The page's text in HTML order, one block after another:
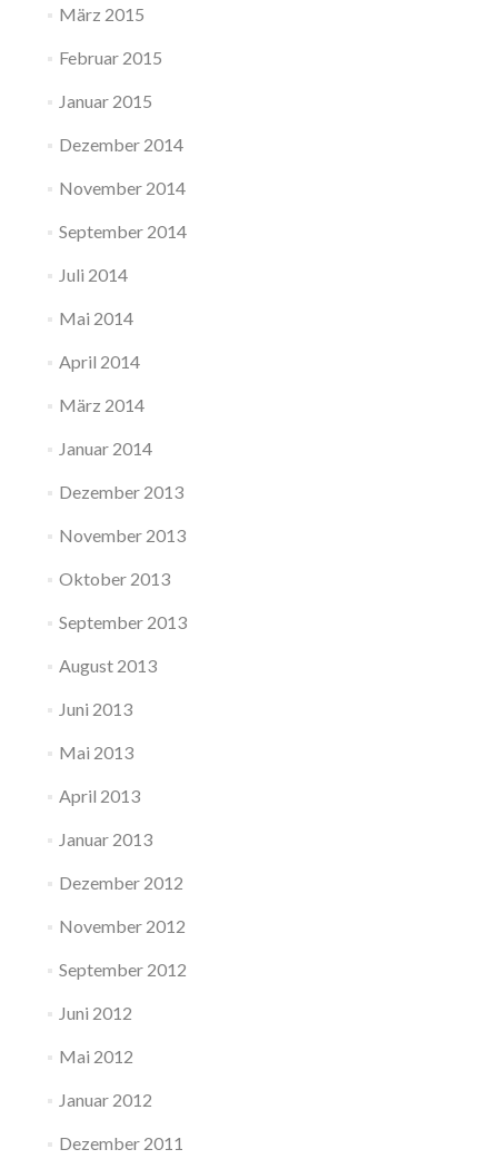
März 2015
Februar 2015
Januar 2015
Dezember 2014
November 2014
September 2014
Juli 2014
Mai 2014
April 2014
März 2014
Januar 2014
Dezember 2013
November 2013
Oktober 2013
September 2013
August 2013
Juni 2013
Mai 2013
April 2013
Januar 2013
Dezember 2012
November 2012
September 2012
Juni 2012
Mai 2012
Januar 2012
Dezember 2011